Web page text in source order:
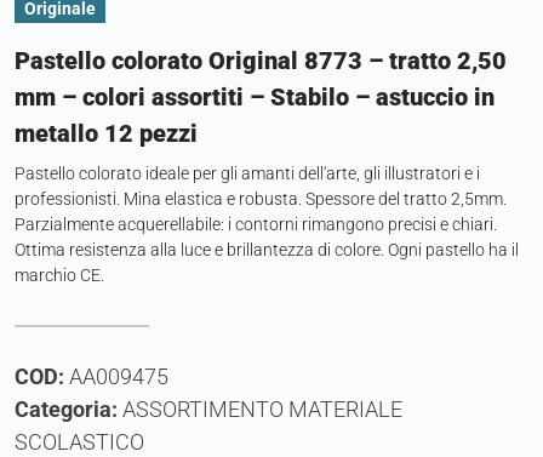
Originale
Pastello colorato Original 8773 – tratto 2,50
mm – colori assortiti – Stabilo – astuccio in
metallo 12 pezzi
Pastello colorato ideale per gli amanti dell'arte, gli illustratori e i
professionisti. Mina elastica e robusta. Spessore del tratto 2,5mm.
Parzialmente acquerellabile: i contorni rimangono precisi e chiari.
Ottima resistenza alla luce e brillantezza di colore. Ogni pastello ha il
marchio CE.
COD: AA009475
Categoria: ASSORTIMENTO MATERIALE
SCOLASTICO